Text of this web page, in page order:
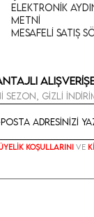
Elektronik
Metni
Mesafeli Satış
Alışverişe
sezon, gizli
koşullarını ve